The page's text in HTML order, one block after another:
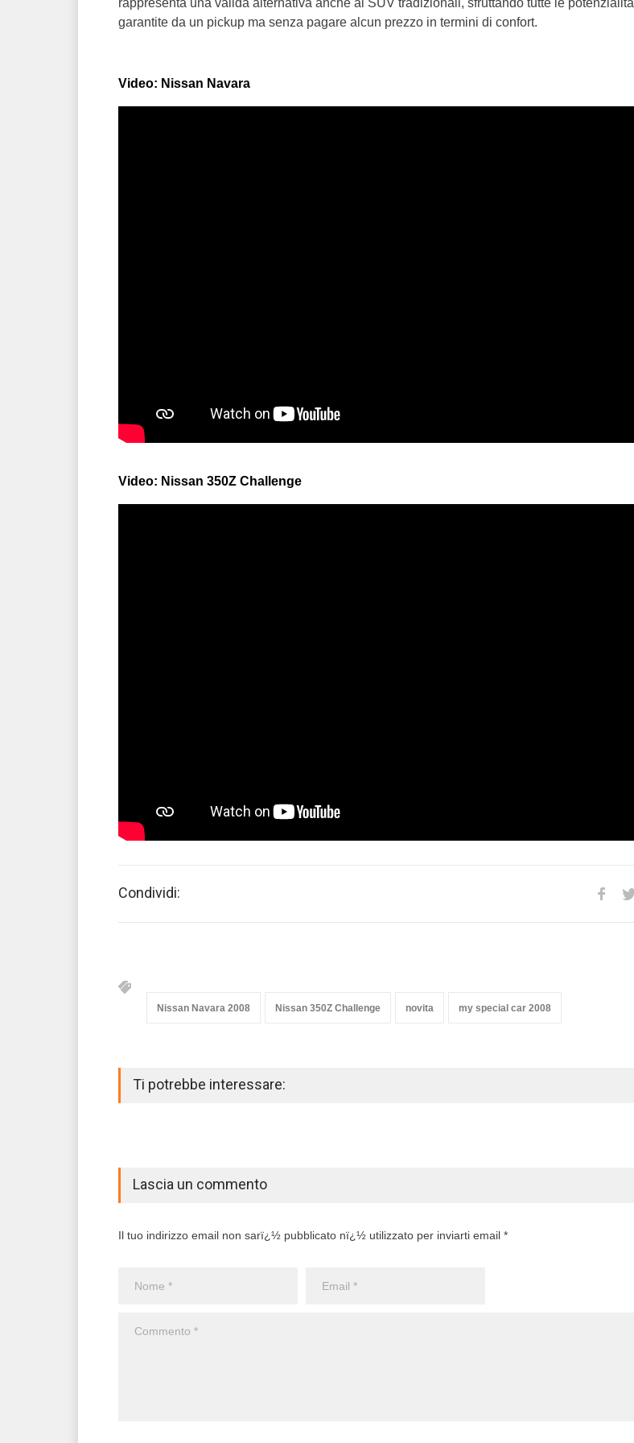
rappresenta una valida alternativa anche ai SUV tradizionali, sfruttando tutte le potenzialità
garantite da un pickup ma senza pagare alcun prezzo in termini di confort.
Video: Nissan Navara
Video: Nissan 350Z Challenge
Condividi:
Nissan Navara 2008 Nissan 350Z Challenge novita my special car 2008
Ti potrebbe interessare:
Lascia un commento
Il tuo indirizzo email non sarï¿½ pubblicato nï¿½ utilizzato per inviarti email *